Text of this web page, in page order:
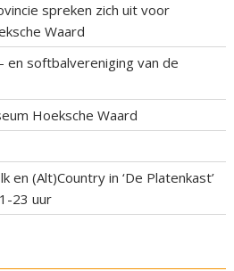
spreken zich uit voor
Waard
en softbalvereniging van de
Hoeksche Waard
en (Alt)Country in ‘De Platenkast’
23 uur